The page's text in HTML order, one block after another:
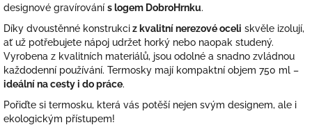
designové gravírování s logem DobroHrnku.
Díky dvoustěnné konstrukciz kvalitní nerezové oceli skvěle izolují,
ať už potřebujete nápoj udržet horký nebo naopak studený.
Vyrobena z kvalitních materiálů, jsou odolné a snadno zvládnou
každodenní používání. Termosky mají kompaktní objem 750 ml –
ideální na cesty i do práce.
Pořiďte si termosku, která vás potěší nejen svým designem, ale i
ekologickým přístupem!